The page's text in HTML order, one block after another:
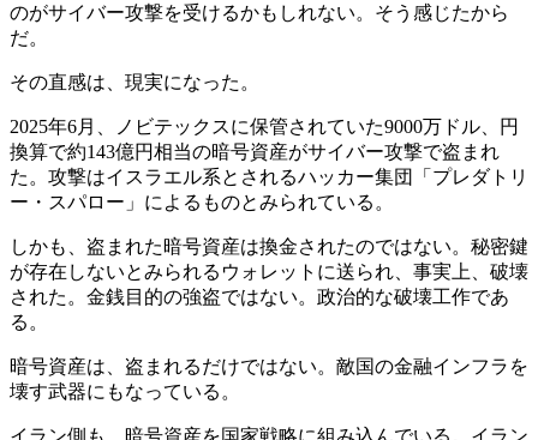
のがサイバー攻撃を受けるかもしれない。そう感じたから
だ。
その直感は、現実になった。
2025年6月、ノビテックスに保管されていた9000万ドル、円
換算で約143億円相当の暗号資産がサイバー攻撃で盗まれ
た。攻撃はイスラエル系とされるハッカー集団「プレダトリ
ー・スパロー」によるものとみられている。
しかも、盗まれた暗号資産は換金されたのではない。秘密鍵
が存在しないとみられるウォレットに送られ、事実上、破壊
された。金銭目的の強盗ではない。政治的な破壊工作であ
る。
暗号資産は、盗まれるだけではない。敵国の金融インフラを
壊す武器にもなっている。
イラン側も、暗号資産を国家戦略に組み込んでいる。イラン